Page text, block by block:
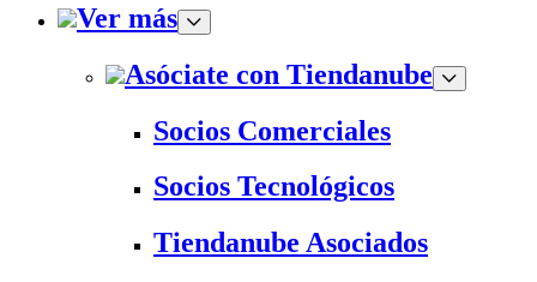
Ver más
Asóciate con Tiendanube
Socios Comerciales
Socios Tecnológicos
Tiendanube Asociados